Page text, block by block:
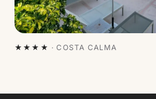
★★★★ ·COSTA CALMA